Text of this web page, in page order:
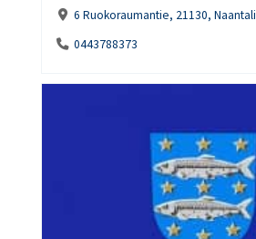
6 Ruokoraumantie, 21130, Naantali
0443788373